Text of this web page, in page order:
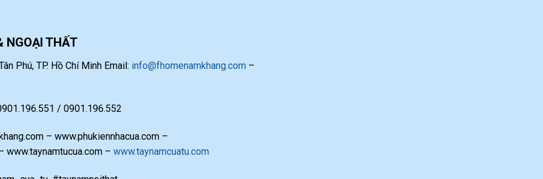
NGOẠI THẤT
Phú, TP. Hồ Chí Minh Email: info@fhomenamkhang.com –
/ 0901.196.552
– www.phukiennhacua.com –
www.taynamtucua.com – www.taynamcuatu.com